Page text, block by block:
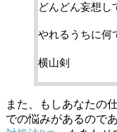
どんどん妄想し
やれるうちに何
横山剣
また、もしあなたの
での悩みがあるので